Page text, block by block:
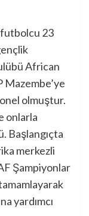
futbolcu 23
African
Mazembe’ye
olmuştur.
onlarla
Başlangıçta
merkezli
Şampiyonlar
yardımcı